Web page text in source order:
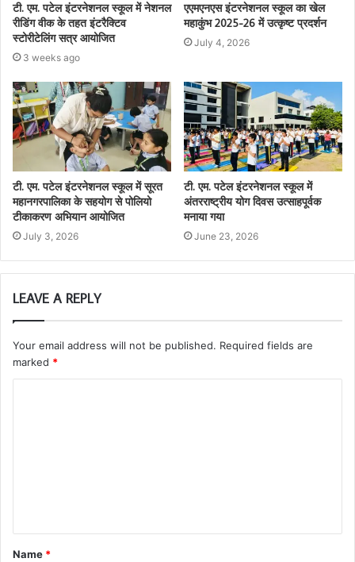
टी. एम. पटेल इंटरनेशनल स्कूल में नेशनल
रीडिंग वीक के तहत इंटरैक्टिव
स्टोरीटेलिंग सत्र आयोजित
3 weeks ago
एएमएनएस इंटरनेशनल स्कूल का खेल
महाकुंभ 2025-26 में उत्कृष्ट प्रदर्शन
July 4, 2026
टी. एम. पटेल इंटरनेशनल स्कूल में सूरत
महानगरपालिका के सहयोग से पोलियो
टीकाकरण अभियान आयोजित
July 3, 2026
टी. एम. पटेल इंटरनेशनल स्कूल में
अंतरराष्ट्रीय योग दिवस उत्साहपूर्वक
मनाया गया
June 23, 2026
LEAVE A REPLY
Your email address will not be published. Required fields are
marked *
Name *